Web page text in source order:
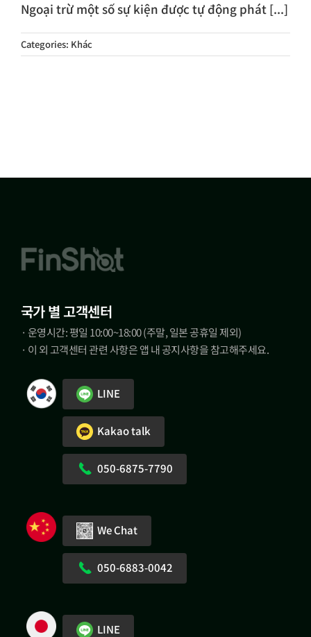
Ngoại trừ một số sự kiện được tự động phát [...]
Categories: Khác
국가 별 고객센터
· 운영시간: 평일 10:00~18:00 (주말, 일본 공휴일 제외)
· 이 외 고객센터 관련 사항은 앱 내 공지사항을 참고해주세요.
LINE
Kakao talk
050-6875-7790
We Chat
050-6883-0042
LINE